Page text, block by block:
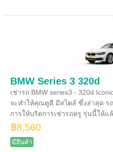
BMW Series 3 320d
เช่ารถ BMW series3 - 320d
จะทำให้คุณดูดี มีสไตล์ ซึ่งล่าสุด รถ
การให้บริดการเช่ารถหรู รุ่นนี้ให้แล้
฿8,560
มีสินค้า